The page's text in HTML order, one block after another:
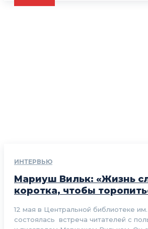
ИНТЕРВЬЮ
Мариуш Вильк: «Жизнь
коротка, чтобы
12 мая в Центральной библиотеке
состоялась встреча читателей с